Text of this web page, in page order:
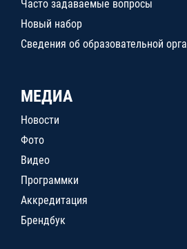
Часто задаваемые вопросы
Новый набор
Сведения об образовательной
МЕДИА
Новости
Фото
Видео
Программки
Аккредитация
Брендбук